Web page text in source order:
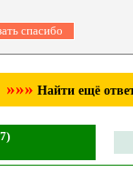
»»» Найти ещё